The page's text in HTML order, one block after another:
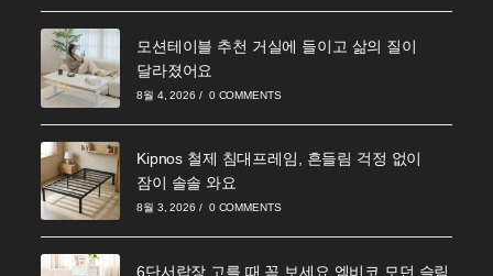
모션테이블 추천 거실에 들이고 삶의 질이
달라졌어요
8월 4, 2026 / 0 COMMENTS
Kipnos 철제 침대프레임, 흔들림 걱정 없이
잠이 솔솔 와요
8월 3, 2026 / 0 COMMENTS
6단서랍장 고를 때 꼭 보세요 엠비코 모던 슬림